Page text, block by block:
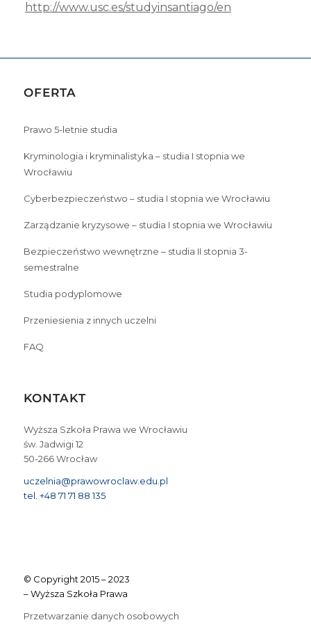
http://www.usc.es/studyinsantiago/en
OFERTA
Prawo 5-letnie studia
Kryminologia i kryminalistyka – studia I stopnia we
Wrocławiu
Cyberbezpieczeństwo – studia I stopnia we Wrocławiu
Zarządzanie kryzysowe – studia I stopnia we Wrocławiu
Bezpieczeństwo wewnętrzne – studia II stopnia 3-
semestralne
Studia podyplomowe
Przeniesienia z innych uczelni
FAQ
KONTAKT
Wyższa Szkoła Prawa we Wrocławiu
św. Jadwigi 12
50-266 Wrocław
uczelnia@prawowroclaw.edu.pl
tel. +48 71 71 88 135
© Copyright 2015 – 2023
– Wyższa Szkoła Prawa
Przetwarzanie danych osobowych